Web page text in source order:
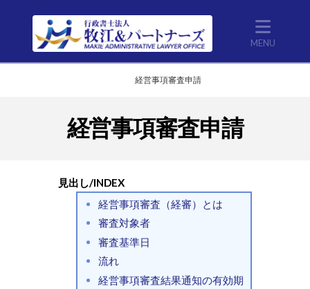
Home経営事項審査申請
経営事項審査申請
見出し/INDEX
経営事項審査（経審）とは
審査対象者
審査基準日
流れ
経営事項審査結果通知の有効期